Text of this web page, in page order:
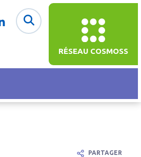
RÉSEAU COSMOSS
PARTAGER